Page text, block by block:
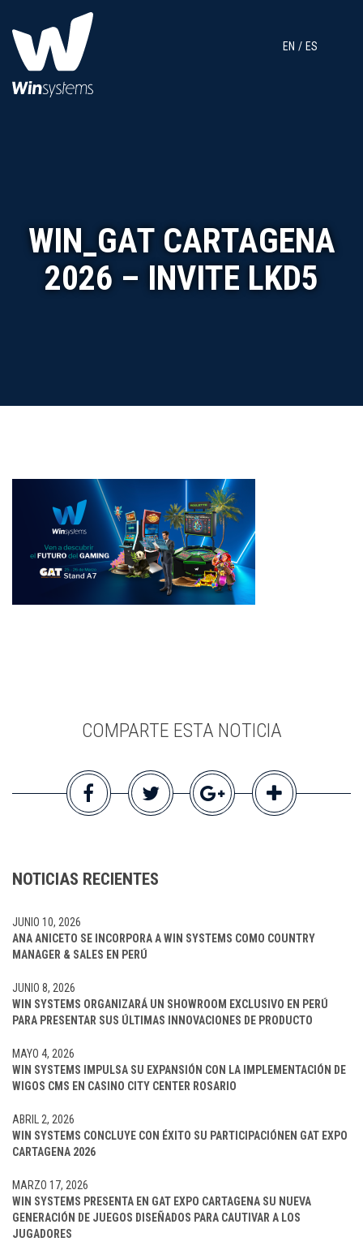
EN ES
WIN_GAT CARTAGENA
2026 – INVITE LKD5
COMPARTE ESTA NOTICIA
NOTICIAS RECIENTES
ANA ANICETO SE INCORPORA A WIN SYSTEMS COMO COUNTRY
MANAGER & SALES EN PERÚ
JUNIO 10, 2026
WIN SYSTEMS ORGANIZARÁ UN SHOWROOM EXCLUSIVO EN PERÚ
PARA PRESENTAR SUS ÚLTIMAS INNOVACIONES DE PRODUCTO
JUNIO 8, 2026
WIN SYSTEMS IMPULSA SU EXPANSIÓN CON LA IMPLEMENTACIÓN DE
WIGOS CMS EN CASINO CITY CENTER ROSARIO
MAYO 4, 2026
WIN SYSTEMS CONCLUYE CON ÉXITO SU PARTICIPACIÓNEN GAT EXPO
CARTAGENA 2026
ABRIL 2, 2026
WIN SYSTEMS PRESENTA EN GAT EXPO CARTAGENA SU NUEVA
GENERACIÓN DE JUEGOS DISEÑADOS PARA CAUTIVAR A LOS
JUGADORES
MARZO 17, 2026